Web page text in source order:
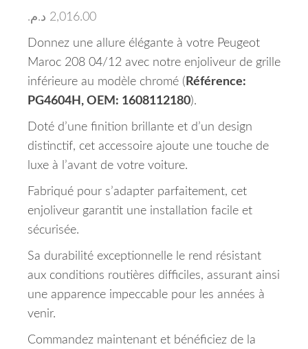
2,016.00 د.م.
Donnez une allure élégante à votre Peugeot
Maroc 208 04/12 avec notre enjoliveur de grille
inférieure au modèle chromé ( Référence:
PG4604H, OEM: 1608112180).
Doté d’une finition brillante et d’un design
distinctif, cet accessoire ajoute une touche de
luxe à l’avant de votre voiture.
Fabriqué pour s’adapter parfaitement, cet
enjoliveur garantit une installation facile et
sécurisée.
Sa durabilité exceptionnelle le rend résistant
aux conditions routières difficiles, assurant ainsi
une apparence impeccable pour les années à
venir.
Commandez maintenant et bénéficiez de la